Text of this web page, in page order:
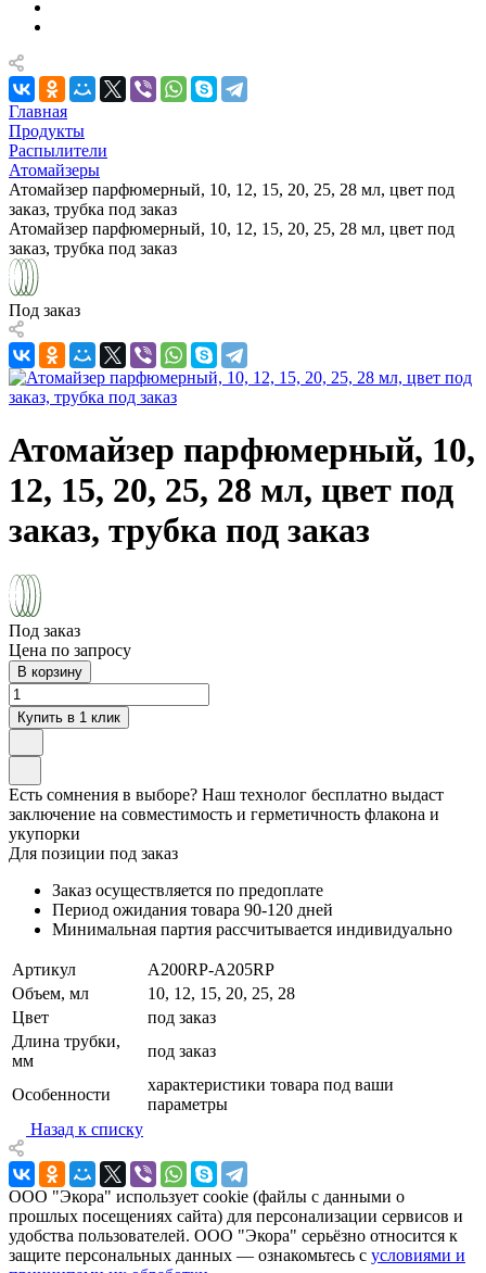
Главная
Продукты
Распылители
Атомайзеры
Атомайзер парфюмерный, 10, 12, 15, 20, 25, 28 мл, цвет под
заказ, трубка под заказ
Атомайзер парфюмерный, 10, 12, 15, 20, 25, 28 мл, цвет под
заказ, трубка под заказ
Под заказ
Атомайзер парфюмерный, 10,
12, 15, 20, 25, 28 мл, цвет под
заказ, трубка под заказ
Под заказ
Цена по запросу
В корзину
Купить в 1 клик
Есть сомнения в выборе? Наш технолог бесплатно выдаст
заключение на совместимость и герметичность флакона и
укупорки
Для позиции под заказ
Заказ осуществляется по предоплате
Период ожидания товара 90-120 дней
Минимальная партия рассчитывается индивидуально
Артикул
A200RP-A205RP
Объем, мл
10, 12, 15, 20, 25, 28
Цвет
под заказ
Длина трубки,
мм
под заказ
Особенности
характеристики товара под ваши
параметры
Назад к списку
ООО "Экора" использует cookie (файлы с данными о
прошлых посещениях сайта) для персонализации сервисов и
удобства пользователей. ООО "Экора" серьёзно относится к
защите персональных данных — ознакомьтесь с условиями и